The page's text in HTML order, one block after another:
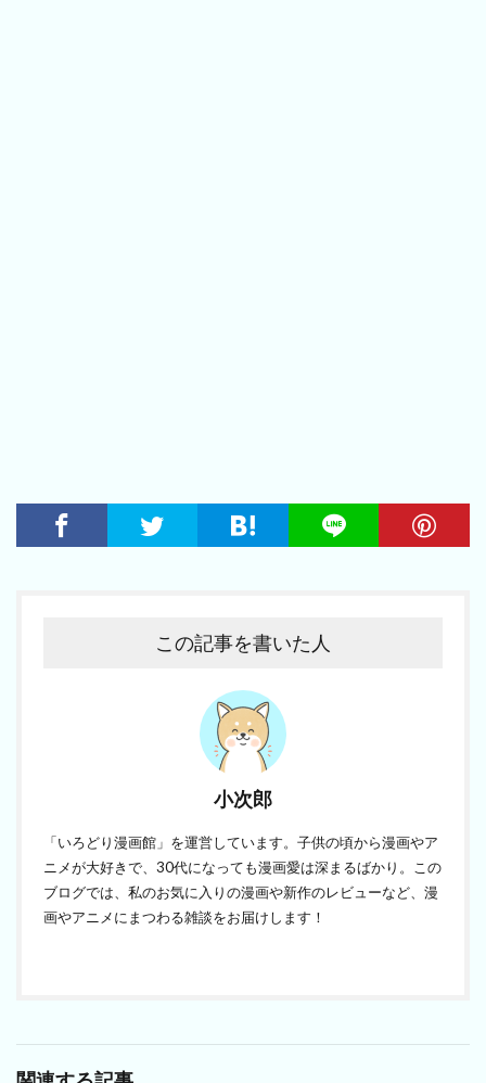
この記事を書いた人
小次郎
「いろどり漫画館」を運営しています。子供の頃から漫画やア
ニメが大好きで、30代になっても漫画愛は深まるばかり。この
ブログでは、私のお気に入りの漫画や新作のレビューなど、漫
画やアニメにまつわる雑談をお届けします！